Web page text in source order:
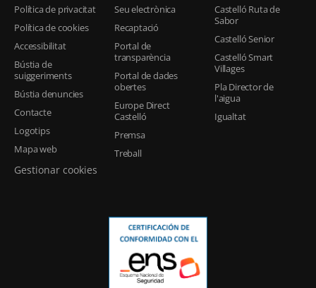
Política de privacitat
Política de cookies
Accessibilitat
Bústia de
suiggeriments
Bústia denuncies
Contacte
Logotips
Mapa web
Gestionar cookies
Seu electrònica
Recaptació
Portal de
transparència
Portal de dades
obertes
Europe Direct
Castelló
Premsa
Treball
Castelló Ruta de
Sabor
Castelló Senior
Castelló Smart
Villages
Pla Director de
l'aigua
Igualtat